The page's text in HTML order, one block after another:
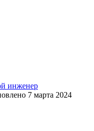
инженер
7 марта 2024